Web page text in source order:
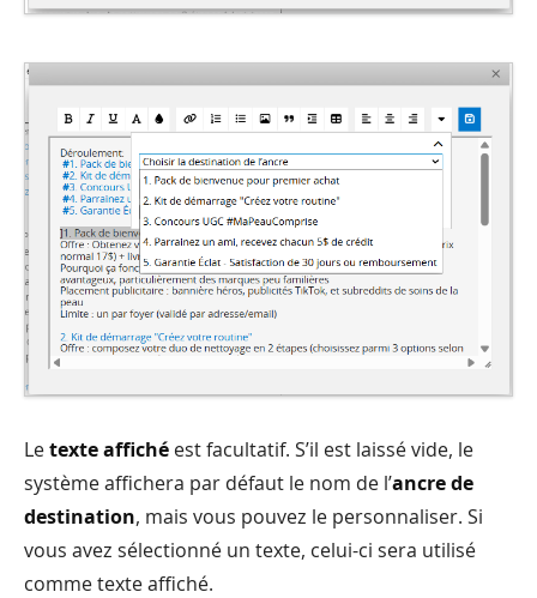
Letexte affiché est facultatif. S’il est laissé vide, le
système affichera par défaut le nom de l’ancre de
destination, mais vous pouvez le personnaliser. Si
vous avez sélectionné un texte, celui-ci sera utilisé
comme texte affiché.